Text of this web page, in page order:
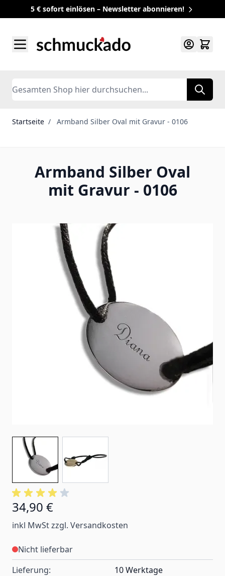
5 € sofort einlösen – Newsletter abonnieren!
Search
Startseite / Armband Silber Oval mit Gravur - 0106
Armband Silber Oval
mit Gravur - 0106
34,90 €
inkl MwSt zzgl. Versandkosten
Nicht lieferbar
Lieferung:
10 Werktage